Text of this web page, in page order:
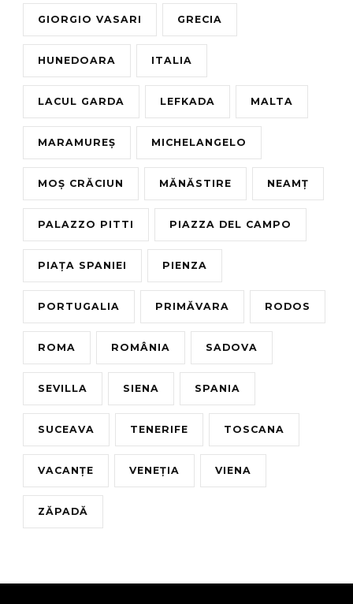
GIORGIO VASARI GRECIA
HUNEDOARA ITALIA
LACUL GARDA LEFKADA MALTA
MARAMUREȘ MICHELANGELO
MOȘ CRĂCIUN MĂNĂSTIRE NEAMȚ
PALAZZO PITTI PIAZZA DEL CAMPO
PIAȚA SPANIEI PIENZA
PORTUGALIA PRIMĂVARA RODOS
ROMA ROMÂNIA SADOVA
SEVILLA SIENA SPANIA
SUCEAVA TENERIFE TOSCANA
VACANȚE VENEȚIA VIENA
ZĂPADĂ